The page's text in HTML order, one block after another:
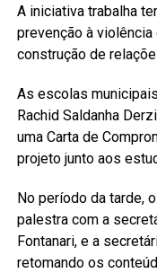
A iniciativa trabalha
prevenção à
construção de
As escolas
Rachid Saldanha
uma Carta de
projeto junto aos
No período da tarde,
palestra com a
Fontanari, e a
retomando os